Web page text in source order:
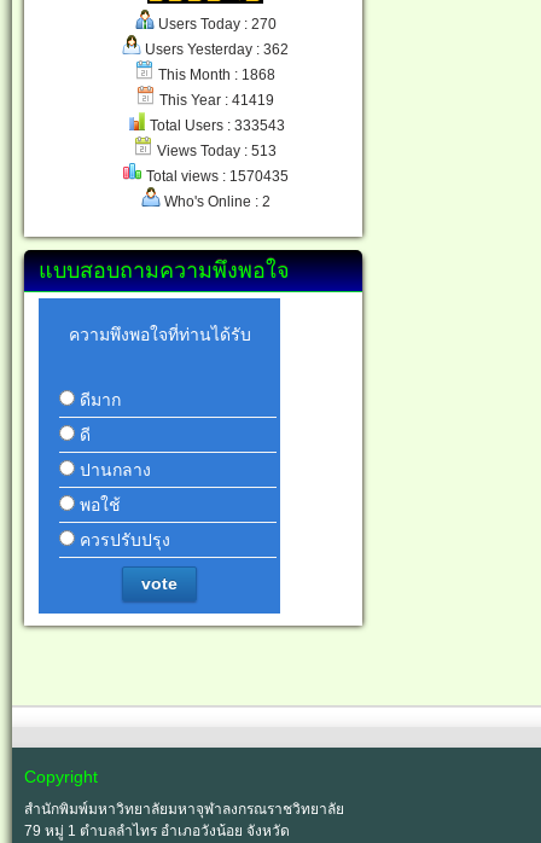
Users Today : 270
Users Yesterday : 362
This Month : 1868
This Year : 41419
Total Users : 333543
Views Today : 513
Total views : 1570435
Who's Online : 2
แบบสอบถามความพึงพอใจ
ความพึงพอใจที่ท่านได้รับ
ดีมาก
ดี
ปานกลาง
พอใช้
ควรปรับปรุง
vote
Copyright
สำนักพิมพ์มหาวิทยาลัยมหาจุฬาลงกรณราชวิทยาลัย
79 หมู่ 1 ตำบลลำไทร อำเภอวังน้อย จังหวัด